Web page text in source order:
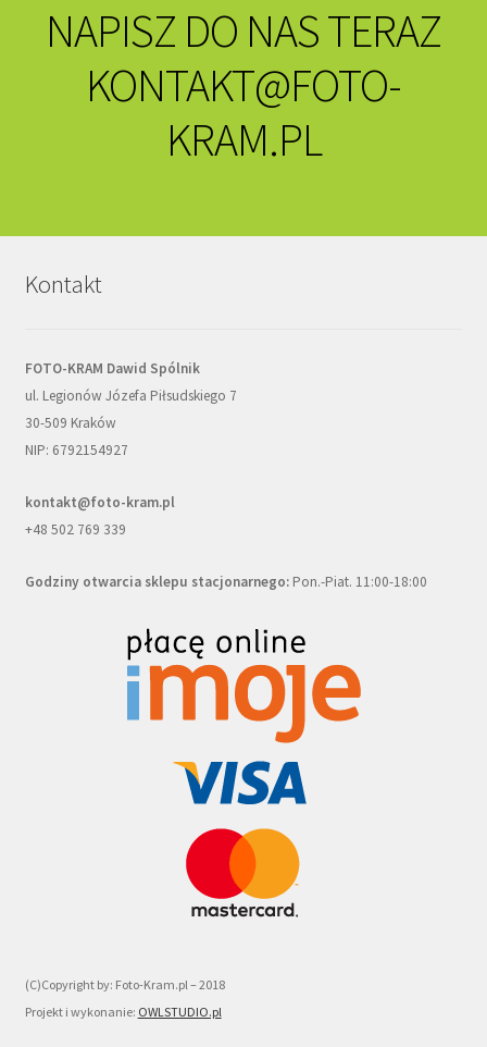
NAPISZ DO NAS TERAZ
KONTAKT@FOTO-
KRAM.PL
Kontakt
FOTO-KRAM Dawid Spólnik
ul. Legionów Józefa Piłsudskiego 7
30-509 Kraków
NIP: 6792154927
kontakt@foto-kram.pl
+48 502 769 339
Godziny otwarcia sklepu stacjonarnego:Pon.-Piat. 11:00-18:00
(C)Copyright by: Foto-Kram.pl – 2018
Projekt i wykonanie: OWLSTUDIO.pl